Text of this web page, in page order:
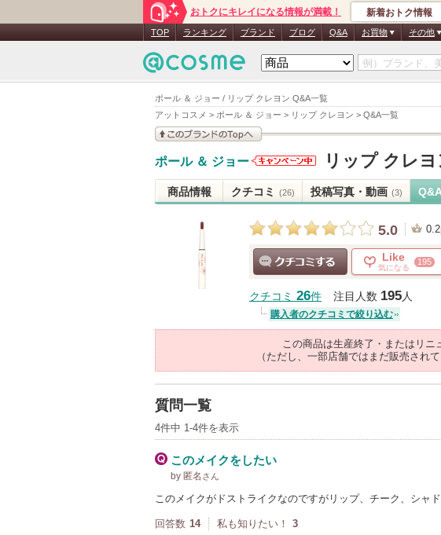
ポール ＆ ジョー / リップ クレヨン Q&A一覧
アットコスメ > ポール ＆ ジョー > リップ クレヨン > Q&A一覧
おトクにキレイになる情報が満載！ 新着おトク情報
TOP ランキング ブランド ブログ Q&A お買物 その他
ポール ＆ ジョー
ジョーから
のお知らせ
があります
リップ クレヨ
商品情報 クチコミ (26) 投稿写真・動画 (3)
5.0
Like
気になる
195
クチコミ 26件 注目人数 195人
購入者のクチコミで絞り込む
この商品は生産終了・またはリニ
（ただし、一部店舗ではまだ販売され
質問一覧
4件中 1-4件を表示
このメイクをしたい
by 匿名 さん
このメイクがドストライクなのですがリップ、チーク、シャ
回答数 14 私も知りたい！ 3